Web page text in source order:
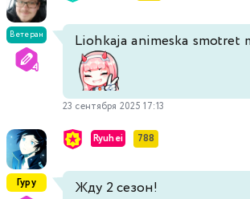
Ветеран Liohkaja animeska smotret
23 сентября 2025 17:13
Гуру
Ryuhei 788
Жду 2 сезон!